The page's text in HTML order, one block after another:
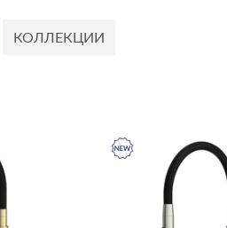
КОЛЛЕКЦИИ